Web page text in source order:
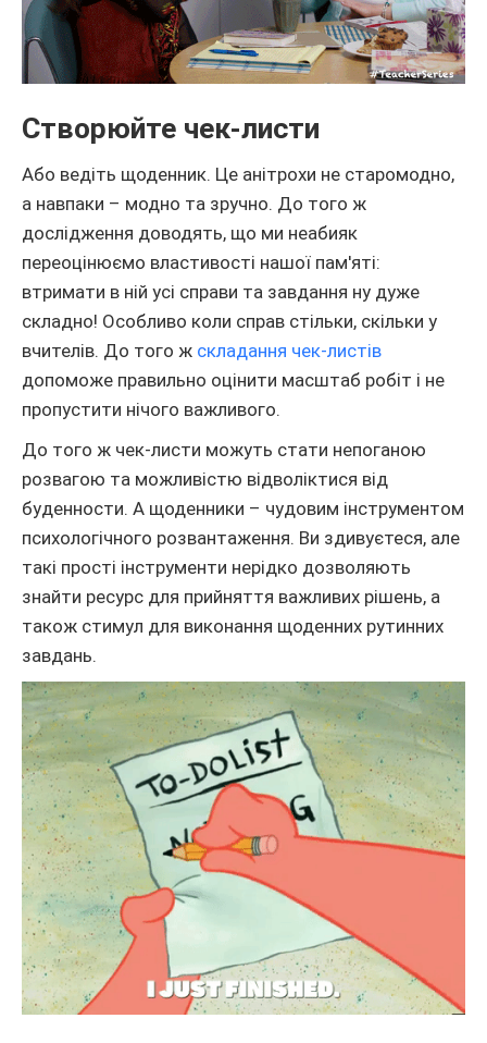
Створюйте чек-листи
Або ведіть щоденник. Це анітрохи не старомодно,
а навпаки – модно та зручно. До того ж
дослідження доводять, що ми неабияк
переоцінюємо властивості нашої пам'яті:
втримати в ній усі справи та завдання ну дуже
складно! Особливо коли справ стільки, скільки у
вчителів. До того ж складання чек-листів
допоможе правильно оцінити масштаб робіт і не
пропустити нічого важливого.
До того ж чек-листи можуть стати непоганою
розвагою та можливістю відволіктися від
буденности. А щоденники – чудовим інструментом
психологічного розвантаження. Ви здивуєтеся, але
такі прості інструменти нерідко дозволяють
знайти ресурс для прийняття важливих рішень, а
також стимул для виконання щоденних рутинних
завдань.